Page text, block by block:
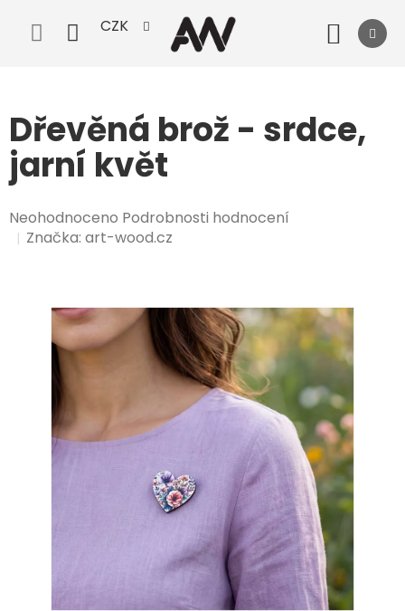
obsah
CZK
Dřevěná brož - srdce,
jarní květ
Průměrné
hodnocení
hvězdiček.
Neohodnoceno Podrobnosti hodnocení
Značka:art-wood.cz